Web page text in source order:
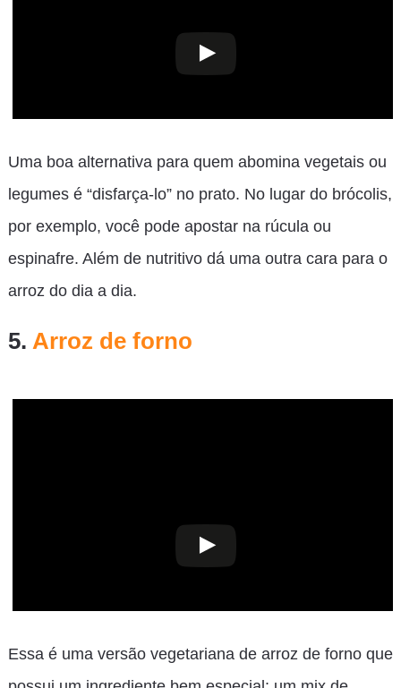
Uma boa alternativa para quem abomina vegetais ou
legumes é “disfarça-lo” no prato. No lugar do brócolis,
por exemplo, você pode apostar na rúcula ou
espinafre. Além de nutritivo dá uma outra cara para o
arroz do dia a dia.
5. Arroz de forno
Essa é uma versão vegetariana de arroz de forno que